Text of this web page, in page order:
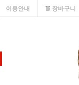
이용안내 장바구니